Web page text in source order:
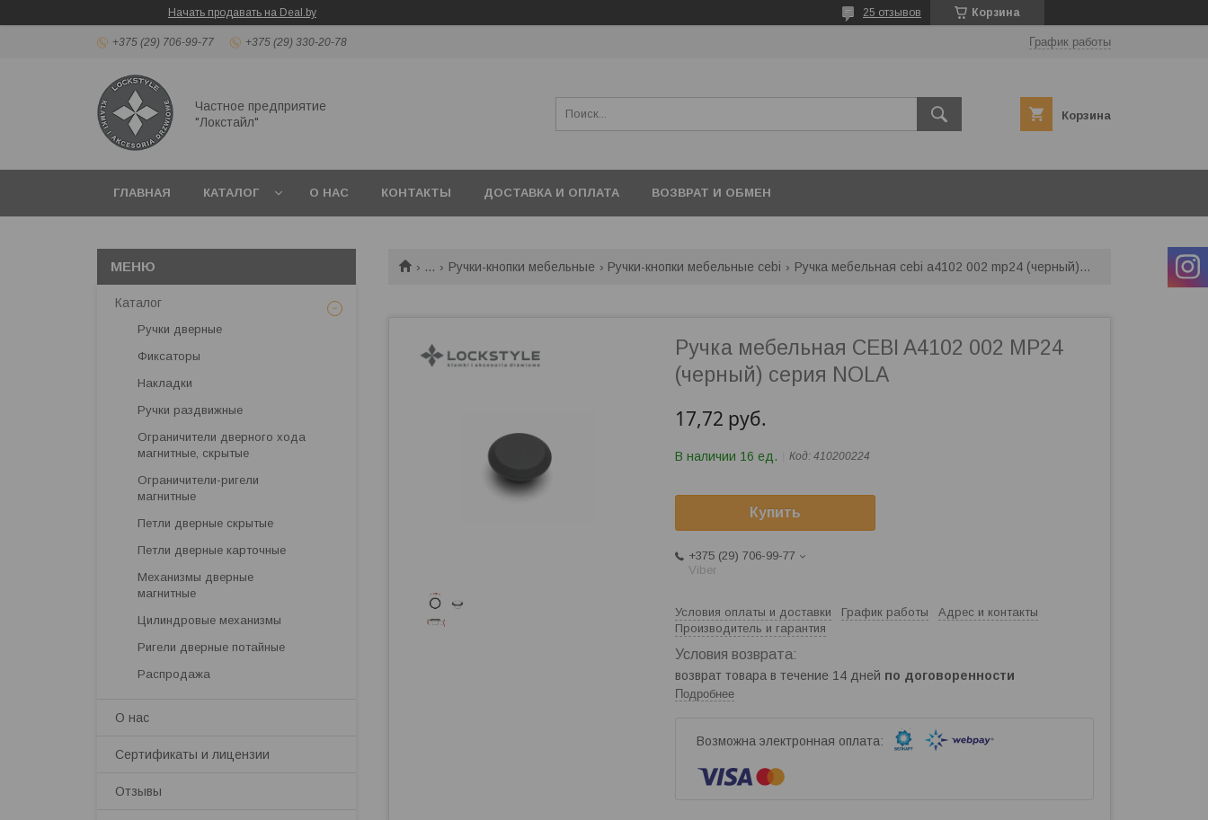
Начать продавать на Deal.by Корзина
25 отзывов
+375 (29) 706-99-77 +375 (29) 330-20-78 График работы
Частное предприятие
"Локстайл"
Корзина
ГЛАВНАЯ КАТАЛОГ О НАС КОНТАКТЫ ДОСТАВКА И ОПЛАТА ВОЗВРАТ И ОБМЕН
... Ручки-кнопки мебельные Ручки-кнопки мебельные cebi Ручка мебельная cebi a4102 002 mp24 (черный) серия nola
Ручка мебельная CEBI A4102 002 MP24
(черный) серия NOLA
17,72 руб.
В наличии 16 ед. Код: 410200224
Купить
+375 (29) 706-99-77
Viber
Условия оплаты и доставки График работы
Адрес и контакты
Производитель и гарантия
возврат товара в течение 14 дней по договоренности
Подробнее
Каталог
Ручки дверные
Фиксаторы
Накладки
Ручки раздвижные
Ограничители дверного хода
магнитные, скрытые
Ограничители-ригели
магнитные
Петли дверные скрытые
Петли дверные карточные
Механизмы дверные
магнитные
Цилиндровые механизмы
Ригели дверные потайные
Распродажа
О нас
Сертификаты и лицензии
Отзывы